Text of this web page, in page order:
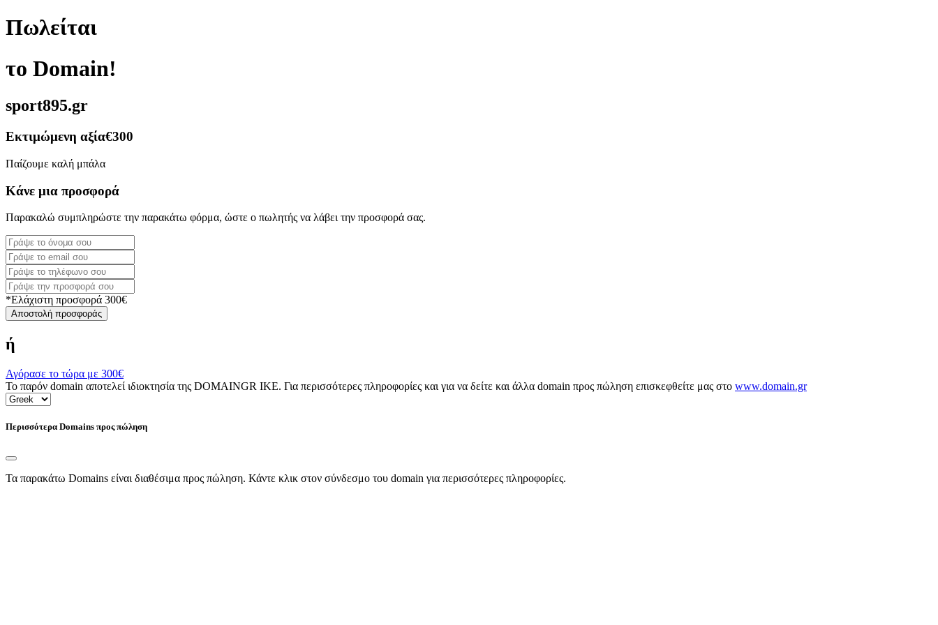
Πωλείται
το Domain!
sport895.gr
Εκτιμώμενη αξία€300
Παίζουμε καλή μπάλα
Κάνε μια προσφορά
Παρακαλώ συμπληρώστε την παρακάτω φόρμα, ώστε ο πωλητής να λάβει την προσφορά σας.
*Ελάχιστη προσφορά 300€
Αποστολή προσφοράς
ή
Αγόρασε το τώρα με 300€
Το παρόν domain αποτελεί ιδιοκτησία της DOMAINGR ΙΚΕ. Για περισσότερες πληροφορίες και για να δείτε και άλλα domain προς πώληση επισκεφθείτε μας στο www.domain.gr
Περισσότερα Domains προς πώληση
Τα παρακάτω Domains είναι διαθέσιμα προς πώληση. Κάντε κλικ στον σύνδεσμο του domain για περισσότερες πληροφορίες.